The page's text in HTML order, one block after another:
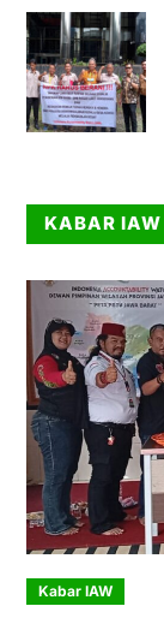
KABAR IAW
Kabar IAW